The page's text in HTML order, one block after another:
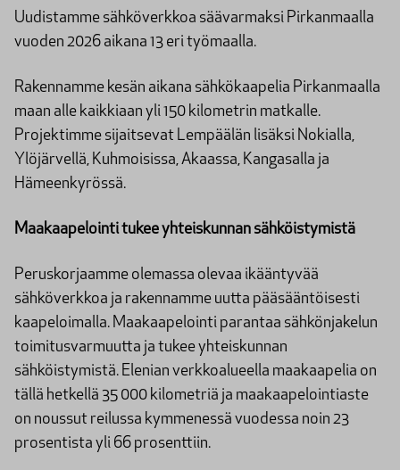
Uudistamme sähköverkkoa säävarmaksi Pirkanmaalla
vuoden 2026 aikana 13 eri työmaalla.
Rakennamme kesän aikana sähkökaapelia Pirkanmaalla
maan alle kaikkiaan yli 150 kilometrin matkalle.
Projektimme sijaitsevat Lempäälän lisäksi Nokialla,
Ylöjärvellä, Kuhmoisissa, Akaassa, Kangasalla ja
Hämeenkyrössä.
Maakaapelointi tukee yhteiskunnan sähköistymistä
Peruskorjaamme olemassa olevaa ikääntyvää
sähköverkkoa ja rakennamme uutta pääsääntöisesti
kaapeloimalla. Maakaapelointi parantaa sähkönjakelun
toimitusvarmuutta ja tukee yhteiskunnan
sähköistymistä. Elenian verkkoalueella maakaapelia on
tällä hetkellä 35 000 kilometriä ja maakaapelointiaste
on noussut reilussa kymmenessä vuodessa noin 23
prosentista yli 66 prosenttiin.